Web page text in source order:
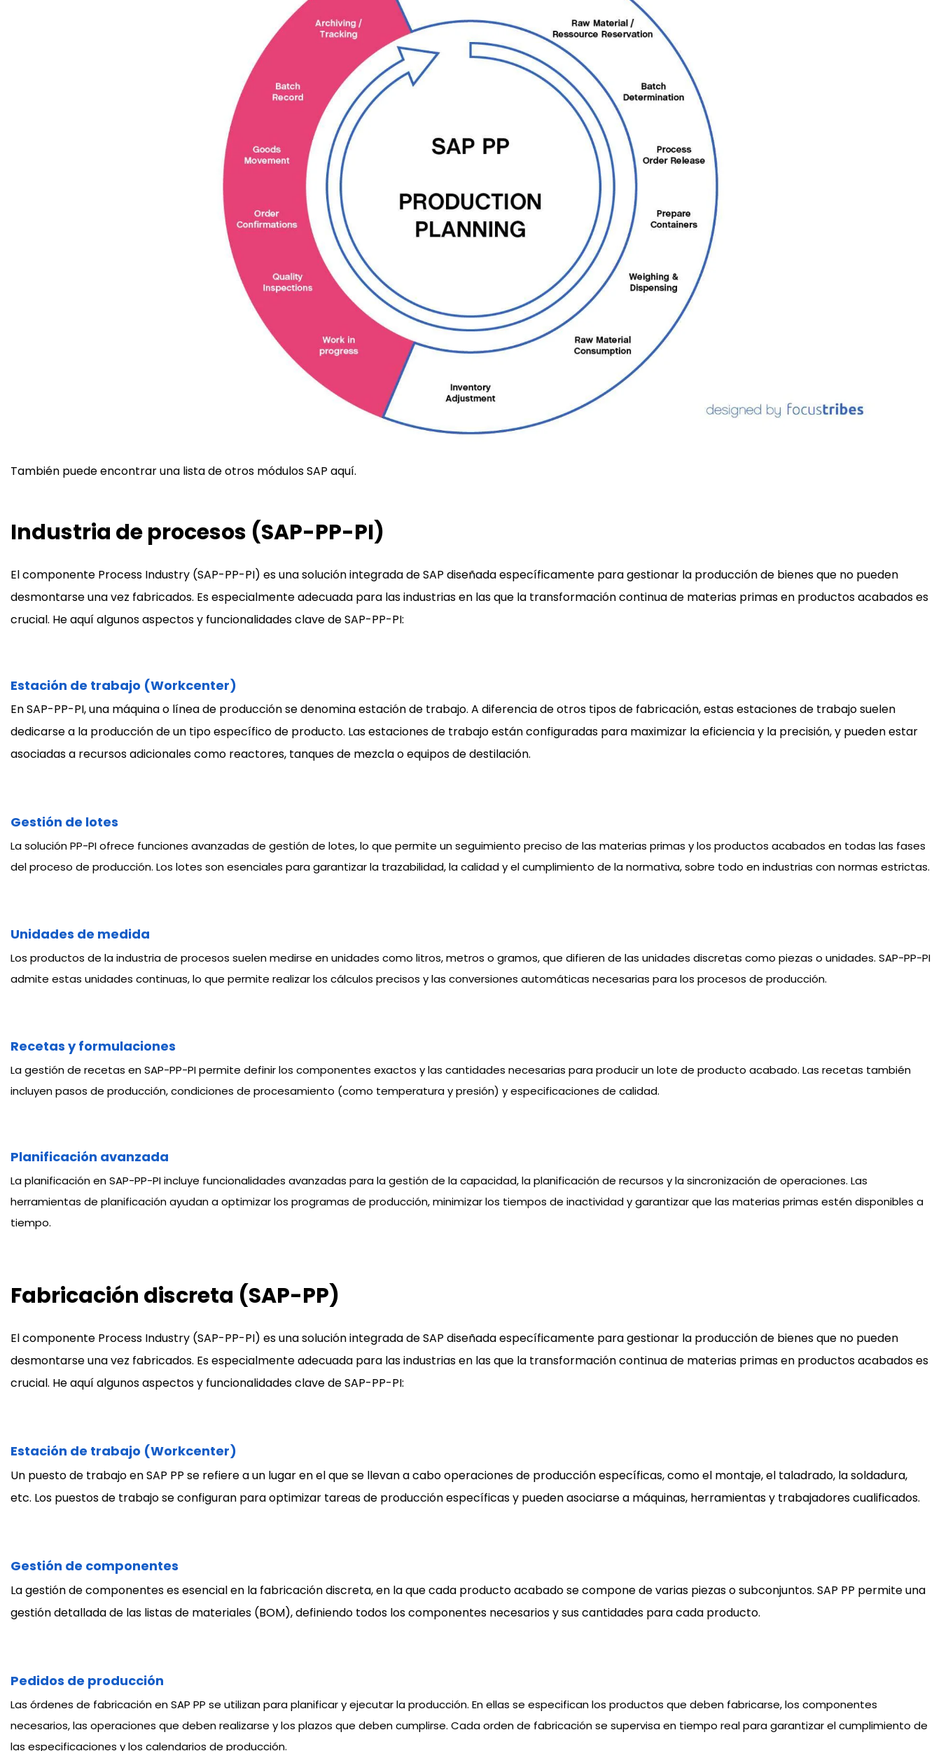
También puede encontrar una lista de otros módulos SAP aquí.
Industria de procesos (SAP-PP-PI)
El componente Process Industry (SAP-PP-PI) es una solución integrada de SAP diseñada específicamente para gestionar la producción de bienes que no pueden
desmontarse una vez fabricados. Es especialmente adecuada para las industrias en las que la transformación continua de materias primas en productos acabados es
crucial. He aquí algunos aspectos y funcionalidades clave de SAP-PP-PI:
Estación de trabajo (Workcenter)
En SAP-PP-PI, una máquina o línea de producción se denomina estación de trabajo. A diferencia de otros tipos de fabricación, estas estaciones de trabajo suelen
dedicarse a la producción de un tipo específico de producto. Las estaciones de trabajo están configuradas para maximizar la eficiencia y la precisión, y pueden estar
asociadas a recursos adicionales como reactores, tanques de mezcla o equipos de destilación.
Gestión de lotes
La solución PP-PI ofrece funciones avanzadas de gestión de lotes, lo que permite un seguimiento preciso de las materias primas y los productos acabados en todas las fases
del proceso de producción. Los lotes son esenciales para garantizar la trazabilidad, la calidad y el cumplimiento de la normativa, sobre todo en industrias con normas estrictas.
Unidades de medida
Los productos de la industria de procesos suelen medirse en unidades como litros, metros o gramos, que difieren de las unidades discretas como piezas o unidades. SAP-PP-PI
admite estas unidades continuas, lo que permite realizar los cálculos precisos y las conversiones automáticas necesarias para los procesos de producción.
Recetas y formulaciones
La gestión de recetas en SAP-PP-PI permite definir los componentes exactos y las cantidades necesarias para producir un lote de producto acabado. Las recetas también
incluyen pasos de producción, condiciones de procesamiento (como temperatura y presión) y especificaciones de calidad.
Planificación avanzada
La planificación en SAP-PP-PI incluye funcionalidades avanzadas para la gestión de la capacidad, la planificación de recursos y la sincronización de operaciones. Las
herramientas de planificación ayudan a optimizar los programas de producción, minimizar los tiempos de inactividad y garantizar que las materias primas estén disponibles a
tiempo.
Fabricación discreta (SAP-PP)
El componente Process Industry (SAP-PP-PI) es una solución integrada de SAP diseñada específicamente para gestionar la producción de bienes que no pueden
desmontarse una vez fabricados. Es especialmente adecuada para las industrias en las que la transformación continua de materias primas en productos acabados es
crucial. He aquí algunos aspectos y funcionalidades clave de SAP-PP-PI:
Estación de trabajo (Workcenter)
Un puesto de trabajo en SAP PP se refiere a un lugar en el que se llevan a cabo operaciones de producción específicas, como el montaje, el taladrado, la soldadura,
etc. Los puestos de trabajo se configuran para optimizar tareas de producción específicas y pueden asociarse a máquinas, herramientas y trabajadores cualificados.
Gestión de componentes
La gestión de componentes es esencial en la fabricación discreta, en la que cada producto acabado se compone de varias piezas o subconjuntos. SAP PP permite una
gestión detallada de las listas de materiales (BOM), definiendo todos los componentes necesarios y sus cantidades para cada producto.
Pedidos de producción
Las órdenes de fabricación en SAP PP se utilizan para planificar y ejecutar la producción. En ellas se especifican los productos que deben fabricarse, los componentes
necesarios, las operaciones que deben realizarse y los plazos que deben cumplirse. Cada orden de fabricación se supervisa en tiempo real para garantizar el cumplimiento de
las especificaciones y los calendarios de producción.